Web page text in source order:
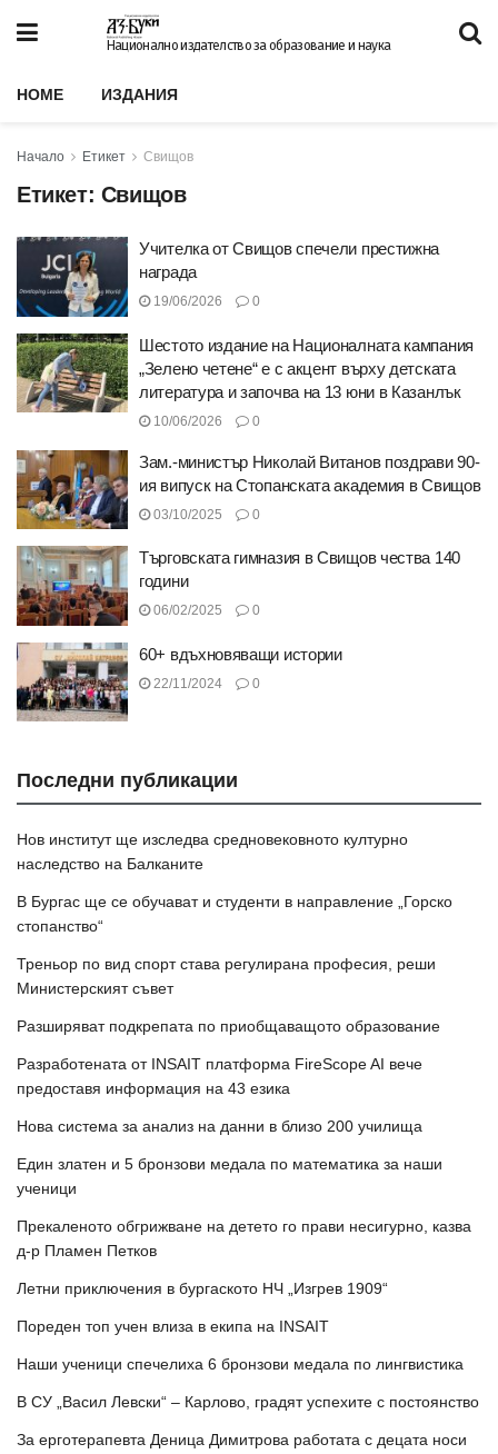
Национално издателство за образование и наука
HOME ИЗДАНИЯ
Начало Етикет Свищов
Етикет: Свищов
Учителка от Свищов спечели престижна
награда
19/06/2026 0
Шестото издание на Националната кампания
„Зелено четене“ e с акцент върху детската
литература и започва на 13 юни в Казанлък
10/06/2026 0
Зам.-министър Николай Витанов поздрави 90-
ия випуск на Стопанската академия в Свищов
03/10/2025 0
Търговската гимназия в Свищов чества 140
години
06/02/2025 0
60+ вдъхновяващи истории
22/11/2024 0
Последни публикации
Нов институт ще изследва средновековното културно
наследство на Балканите
В Бургас ще се обучават и студенти в направление „Горско
стопанство“
Треньор по вид спорт става регулирана професия, реши
Министерският съвет
Разширяват подкрепата по приобщаващото образование
Разработената от INSAIT платформа FireScope AI вече
предоставя информация на 43 езика
Нова система за анализ на данни в близо 200 училища
Един златен и 5 бронзови медала по математика за наши
ученици
Прекаленото обгрижване на детето го прави несигурно, казва
д-р Пламен Петков
Летни приключения в бургаското НЧ „Изгрев 1909“
Пореден топ учен влиза в екипа на INSAIT
Наши ученици спечелиха 6 бронзови медала по лингвистика
В СУ „Васил Левски“ – Карлово, градят успехите с постоянство
За ерготерапевта Деница Димитрова работата с децата носи